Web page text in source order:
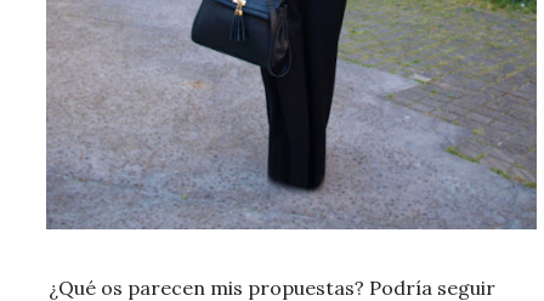
¿Qué os parecen mis propuestas? Podría seguir